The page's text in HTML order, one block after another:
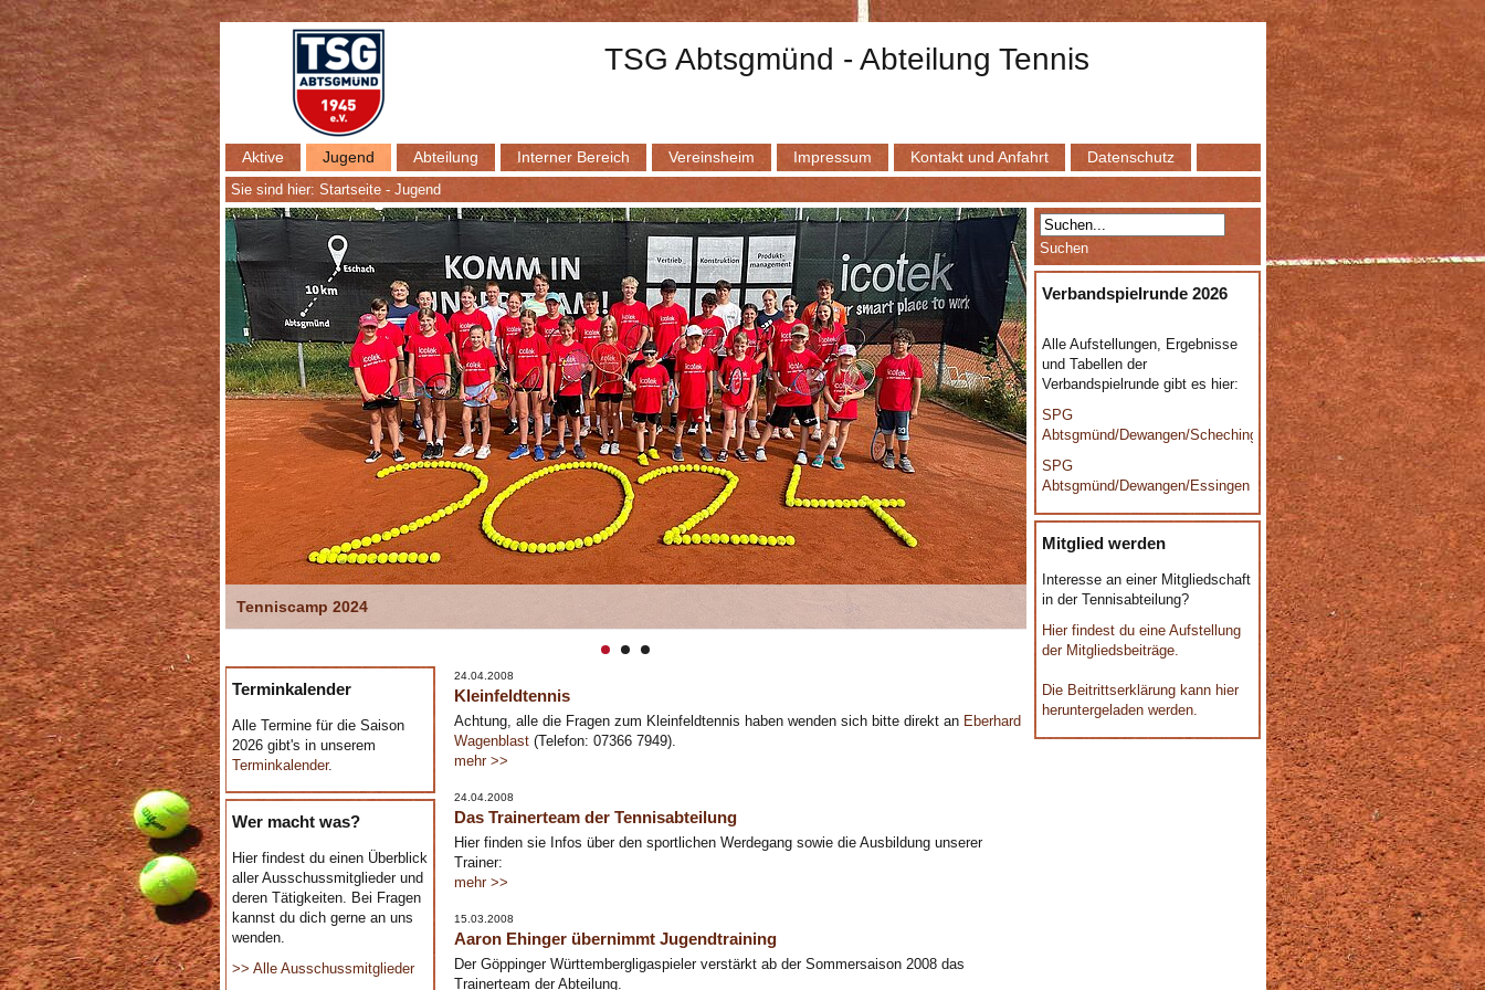
TSG Abtsgmünd - Abteilung Tennis
Aktive Jugend Abteilung Interner Bereich Vereinsheim Impressum Kontakt und Anfahrt Datenschutz
Sie sind hier: Startseite- Jugend
Tenniscamp 2024
24.04.2008
Kleinfeldtennis
Achtung, alle die Fragen zum Kleinfeldtennis haben wenden sich bitte direkt an Eberhard
Wagenblast(Telefon: 07366 7949).
mehr >>
24.04.2008
Das Trainerteam der Tennisabteilung
Hier finden sie Infos über den sportlichen Werdegang sowie die Ausbildung unserer
Trainer:
mehr >>
15.03.2008
Aaron Ehinger übernimmt Jugendtraining
Der Göppinger Württembergligaspieler verstärkt ab der Sommersaison 2008 das
Trainerteam der Abteilung.
Terminkalender
Alle Termine für die Saison
2026 gibt's in unserem
Terminkalender.
Wer macht was?
Hier findest du einen Überblick
aller Ausschussmitglieder und
deren Tätigkeiten. Bei Fragen
kannst du dich gerne an uns
wenden.
>> Alle Ausschussmitglieder
Verbandspielrunde 2026
Alle Aufstellungen, Ergebnisse
und Tabellen der
Verbandspielrunde gibt es hier:
SPG
Abtsgmünd/Dewangen/Schechingen
SPG
Abtsgmünd/Dewangen/Essingen
Mitglied werden
Interesse an einer Mitgliedschaft
in der Tennisabteilung?
Hier findest du eine Aufstellung
der Mitgliedsbeiträge.
Die Beitrittserklärung kann hier
heruntergeladen werden.